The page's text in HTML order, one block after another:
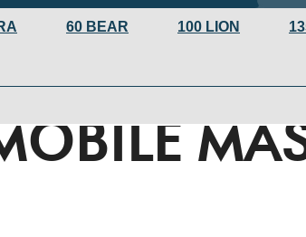
60 BEAR 100 LION